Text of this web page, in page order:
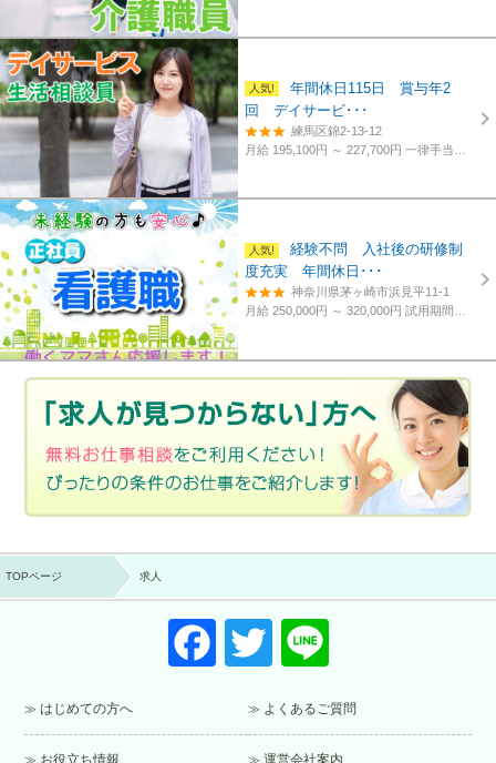
年間休日115日 賞与年2
回 デイサービ･･･
練馬区錦2-13-12
月給 195,100円 ～ 227,700円一律手当含む、経験・資格考慮
経験不問 入社後の研修制
度充実 年間休日･･･
神奈川県茅ヶ崎市浜見平11-1
月給 250,000円 ～ 320,000円試用期間あり。3カ月～4カ月。
TOPページ 求人
F
a
e
T
wi
tt
er
e
はじめての方へ よくあるご質問